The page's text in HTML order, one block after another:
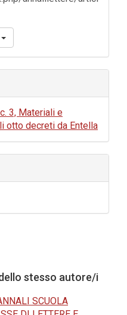
3, Materiali e
otto decreti da Entella
stesso autore/i
SCUOLA